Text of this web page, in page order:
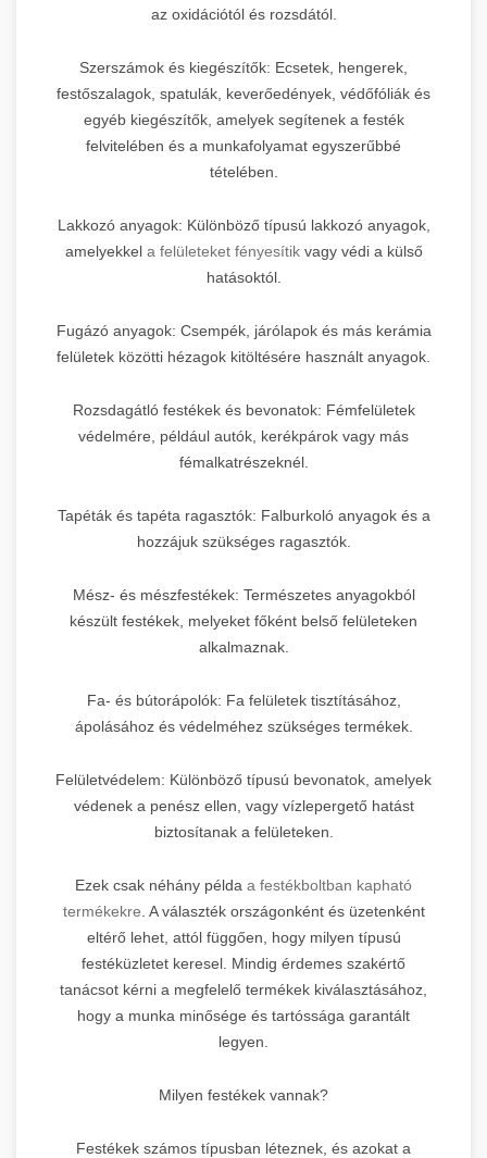
az oxidációtól és rozsdától.
Szerszámok és kiegészítők: Ecsetek, hengerek,
festőszalagok, spatulák, keverőedények, védőfóliák és
egyéb kiegészítők, amelyek segítenek a festék
felvitelében és a munkafolyamat egyszerűbbé
tételében.
Lakkozó anyagok: Különböző típusú lakkozó anyagok,
amelyekkel a felületeket fényesítikvagy védi a külső
hatásoktól.
Fugázó anyagok: Csempék, járólapok és más kerámia
felületek közötti hézagok kitöltésére használt anyagok.
Rozsdagátló festékek és bevonatok: Fémfelületek
védelmére, például autók, kerékpárok vagy más
fémalkatrészeknél.
Tapéták és tapéta ragasztók: Falburkoló anyagok és a
hozzájuk szükséges ragasztók.
Mész- és mészfestékek: Természetes anyagokból
készült festékek, melyeket főként belső felületeken
alkalmaznak.
Fa- és bútorápolók: Fa felületek tisztításához,
ápolásához és védelméhez szükséges termékek.
Felületvédelem: Különböző típusú bevonatok, amelyek
védenek a penész ellen, vagy vízlepergető hatást
biztosítanak a felületeken.
Ezek csak néhány példa a festékboltban kapható
termékekre . A választék országonként és üzetenként
eltérő lehet, attól függően, hogy milyen típusú
festéküzletet keresel. Mindig érdemes szakértő
tanácsot kérni a megfelelő termékek kiválasztásához,
hogy a munka minősége és tartóssága garantált
legyen.
Milyen festékek vannak?
Festékek számos típusban léteznek, és azokat a